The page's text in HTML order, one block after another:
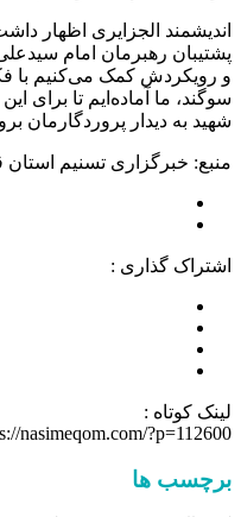
اندیشمند الجزایری اظهار
پشتیبان رهبرمان امام
و رویکردش کمک می‌کنیم با
سوگند، ما آماده‌ایم تا برای
شهید به دیدار پروردگارمان
منبع: خبرگزاری تسنیم استان
اشتراک گذاری :
لینک کوتاه :
nasimeqom.com/?p=112600
برچسب ها